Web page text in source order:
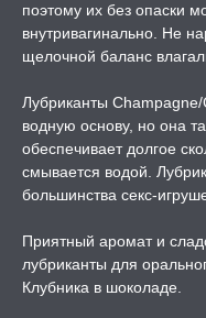
-50%, ТОВАР ЗА
ОБРАЗ
поэтому их без опаски
внутривагинально. Не
щелочной баланс
Лубриканты
водную основу, но она
обеспечивает долгое
смывается водой.
большинства секс-
Приятный аромат и
лубриканты для
Клубника в шоколаде.